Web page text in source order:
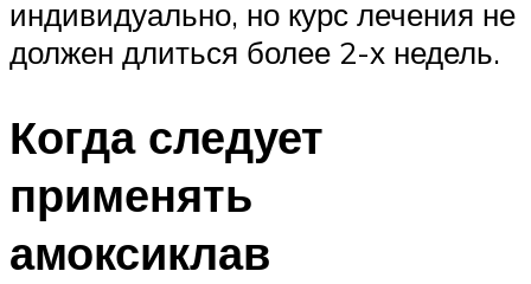
индивидуально, но курс лечения не
должен длиться более 2-х недель.
Когда следует
применять
амоксиклав